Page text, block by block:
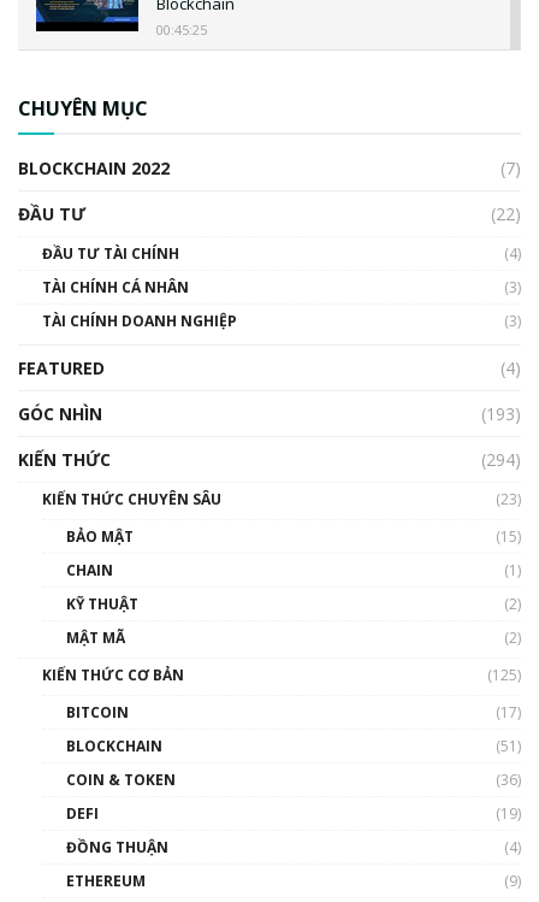
00:45:25
00:02:14
Nhìn lại năm 2022: Những sự kiện ảnh hưởng
đến hệ sinh thái tiền mã hoá | Phổ cập
00:43:47
như thể nào?
00:39:31
Phổ cập Blockchain
CHUYÊN MỤC
BLOCKCHAIN 2022
(7)
ĐẦU TƯ
(22)
ĐẦU TƯ TÀI CHÍNH
(4)
TÀI CHÍNH CÁ NHÂN
(3)
TÀI CHÍNH DOANH NGHIỆP
(3)
FEATURED
(4)
GÓC NHÌN
(193)
KIẾN THỨC
(294)
KIẾN THỨC CHUYÊN SÂU
(23)
BẢO MẬT
(15)
CHAIN
(1)
KỸ THUẬT
(2)
MẬT MÃ
(2)
KIẾN THỨC CƠ BẢN
(125)
BITCOIN
(17)
BLOCKCHAIN
(51)
COIN & TOKEN
(36)
DEFI
(19)
ĐỒNG THUẬN
(4)
ETHEREUM
(9)